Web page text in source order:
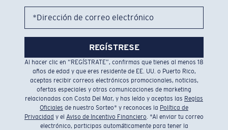
*Dirección de correo electrónico
REGÍSTRESE
Al hacer clic en “REGÍSTRATE”, confirmas que tienes al menos 18
años de edad y que eres residente de EE. UU. o Puerto Rico,
aceptas recibir correos electrónicos promocionales, noticias,
ofertas especiales y otras comunicaciones de marketing
relacionadas con Costa Del Mar, y has leído y aceptas las Reglas
Oficiales de nuestro Sorteo* y reconoces la Política de
Privacidad y el Aviso de Incentivo Financiero. *Al enviar tu correo
electrónico, participas automáticamente para tener la